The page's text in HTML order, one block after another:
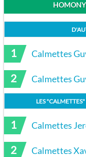
1 Calmettes
2 Calmettes
LES "CALMETTES"
1 Calmettes
2 Calmettes